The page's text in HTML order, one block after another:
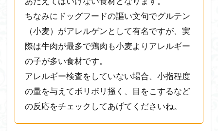
ける
可能
性が
ある
もの
2
犬
が
危
な
い
食
ちなみにドッグフードの謳い文句でグルテン
（小麦）がアレルゲンとして有名ですが、実
際は牛肉が最多で鶏肉も小麦よりアレルギー
の子が多い食材です。
アレルギー検査をしていない場合、小指程度
の量を与えてボリボリ掻く、目をこするなど
の反応をチェックしてあげてくださいね。